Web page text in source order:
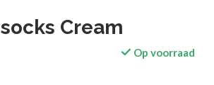
Cream
Op voorraad